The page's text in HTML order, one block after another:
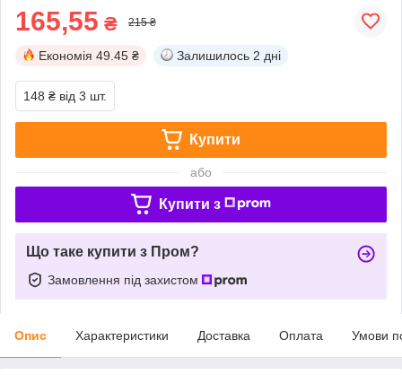
165,55 ₴ 215 ₴
Економія 49.45 ₴ Залишилось 2 дні
148 ₴ від 3 шт.
Купити
або
Купити з
Що таке купити з Пром?
Замовлення під захистом
Опис Характеристики Доставка Оплата Умови